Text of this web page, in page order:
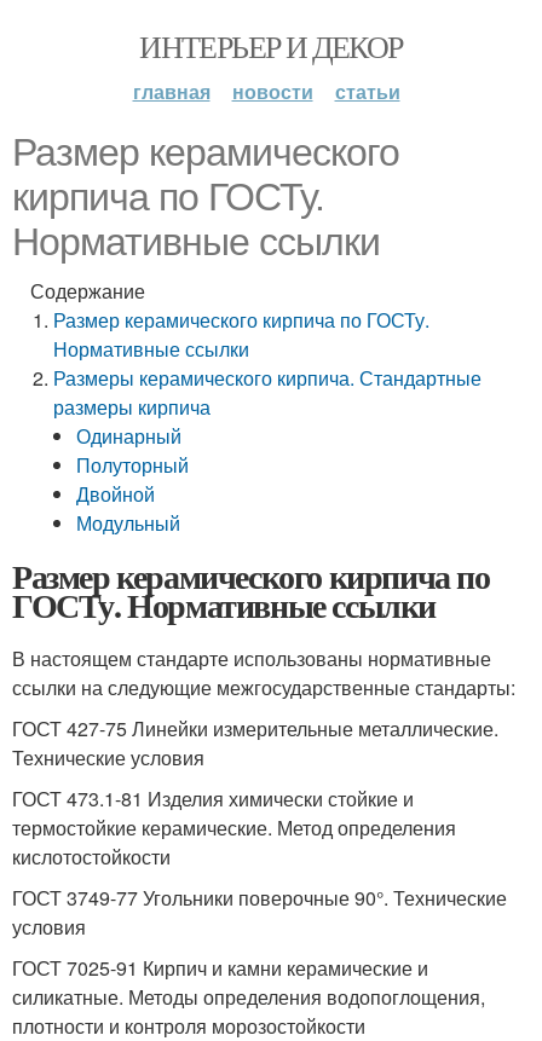
ИНТЕРЬЕР И ДЕКОР
главная новости статьи
Размер керамического
кирпича по ГОСТу.
Нормативные ссылки
Содержание
Размер керамического кирпича по ГОСТу.
Нормативные ссылки
Размеры керамического кирпича. Стандартные
размеры кирпича
Одинарный
Полуторный
Двойной
Модульный
Размер керамического кирпича по
ГОСТу. Нормативные ссылки
В настоящем стандарте использованы нормативные
ссылки на следующие межгосударственные стандарты:
ГОСТ 427-75 Линейки измерительные металлические.
Технические условия
ГОСТ 473.1-81 Изделия химически стойкие и
термостойкие керамические. Метод определения
кислотостойкости
ГОСТ 3749-77 Угольники поверочные 90°. Технические
условия
ГОСТ 7025-91 Кирпич и камни керамические и
силикатные. Методы определения водопоглощения,
плотности и контроля морозостойкости